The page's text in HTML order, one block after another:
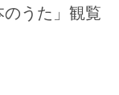
のうた」観覧